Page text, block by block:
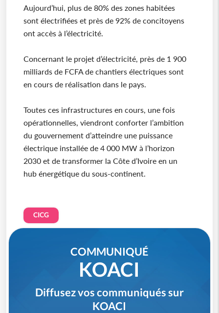
Aujourd’hui, plus de 80% des zones habitées
sont électrifiées et près de 92% de concitoyens
ont accès à l’électricité.
Concernant le projet d’électricité, près de 1 900
milliards de FCFA de chantiers électriques sont
en cours de réalisation dans le pays.
Toutes ces infrastructures en cours, une fois
opérationnelles, viendront conforter l’ambition
du gouvernement d’atteindre une puissance
électrique installée de 4 000 MW à l’horizon
2030 et de transformer la Côte d’Ivoire en un
hub énergétique du sous-continent.
CICG
COMMUNIQUÉ
KOACI
Diffusez vos communiqués sur
KOACI